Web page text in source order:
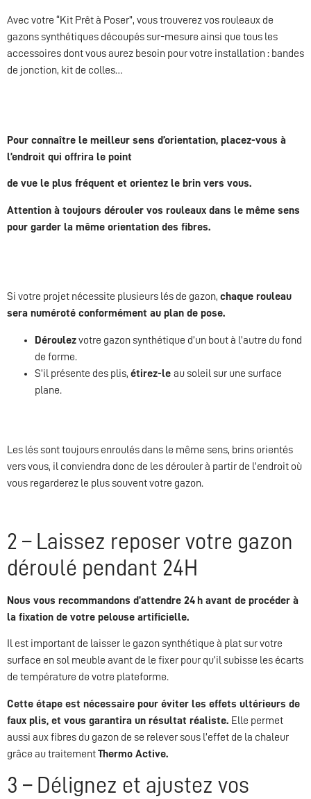
Avec votre “Kit Prêt à Poser”, vous trouverez vos rouleaux de
gazons synthétiques découpés sur-mesure ainsi que tous les
accessoires dont vous aurez besoin pour votre installation : bandes
de jonction, kit de colles…
Pour connaître le meilleur sens d’orientation, placez-vous à
l’endroit qui offrira le point
de vue le plus fréquent et orientez le brin vers vous.
Attention à toujours dérouler vos rouleaux dans le même sens
pour garder la même orientation des fibres.
Si votre projet nécessite plusieurs lés de gazon, chaque rouleau
sera numéroté conformément au plan de pose.
Déroulezvotre gazon synthétique d’un bout à l’autre du fond
de forme.
S’il présente des plis, étirez-le au soleil sur une surface
plane.
Les lés sont toujours enroulés dans le même sens, brins orientés
vers vous, il conviendra donc de les dérouler à partir de l’endroit où
vous regarderez le plus souvent votre gazon.
2 – Laissez reposer votre gazon
déroulé pendant 24H
Nous vous recommandons d’attendre 24 h avant de procéder à
la fixation de votre pelouse artificielle.
Il est important de laisser le gazon synthétique à plat sur votre
surface en sol meuble avant de le fixer pour qu’il subisse les écarts
de température de votre plateforme.
Cette étape est nécessaire pour éviter les effets ultérieurs de
faux plis, et vous garantira un résultat réaliste. Elle permet
aussi aux fibres du gazon de se relever sous l’effet de la chaleur
grâce au traitementThermo Active.
3 – Délignez et ajustez vos